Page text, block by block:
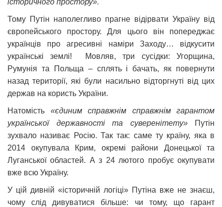
Тому Путін наполегливо прагне відірвати Україну від
європейського простору. Для цього він попереджає
українців про агресивні наміри Заходу… відкусити
українські землі! Мовляв, три сусідки: Угорщина,
Румунія та Польща – сплять і бачать, як повернути
назад території, які були насильно відторгнуті від цих
держав на користь України.
Натомість «єдиним справжнім справжнім гарантом
української державності та суверенітету»
Путін
зухвало називає Росію. Так так: саме ту країну, яка в
2014 окупувала Крим, окремі райони Донецької та
Луганської областей. А з 24 лютого пробує окупувати
вже всю Україну.
У цій дивній «історичній логіці» Путіна вже не знаєш,
чому слід дивуватися більше: чи тому, що гарант